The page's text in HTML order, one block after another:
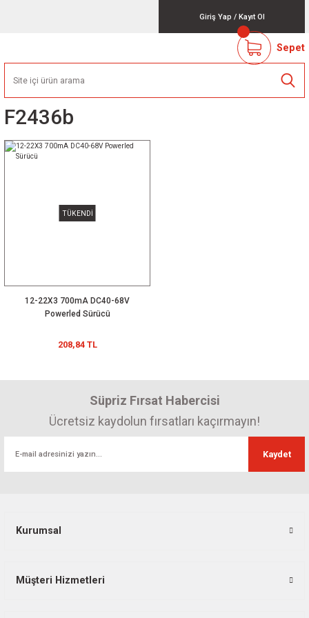
Giriş Yap / Kayıt Ol
Sepet
F2436b
TÜKENDİ
12-22X3 700mA DC40-68V
Powerled Sürücü
208,84 TL
Süpriz Fırsat Habercisi
Ücretsiz kaydolun fırsatları kaçırmayın!
Kaydet
Kurumsal
Müşteri Hizmetleri